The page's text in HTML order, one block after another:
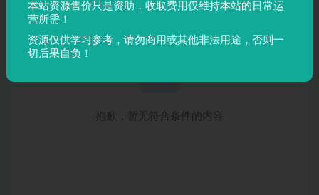
抱歉，暂无符合条件的内容
本站资源售价只是资助，收取费用仅维持本站的日常运
营所需！
资源仅供学习参考，请勿商用或其他非法用途，否则一
切后果自负！